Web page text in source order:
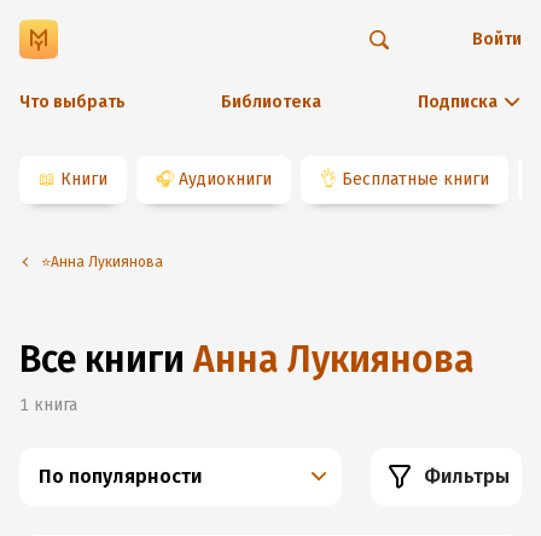
Что выбрать Библиотека Подписка
Войти
📖 Книги 🎧 Аудиокниги 👌 Бесплатные книги
⭐️Анна Лукиянова
Все книги Анна Лукиянова
1 книга
По популярности Фильтры